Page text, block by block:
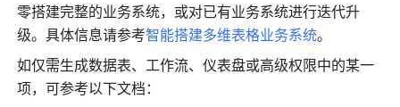
零搭建完整的业务系统，或对已有业务系统进行迭代升
级。具体信息请参考智能搭建多维表格业务系统。
如仅需生成数据表、工作流、仪表盘或高级权限中的某一
项，可参考以下文档：